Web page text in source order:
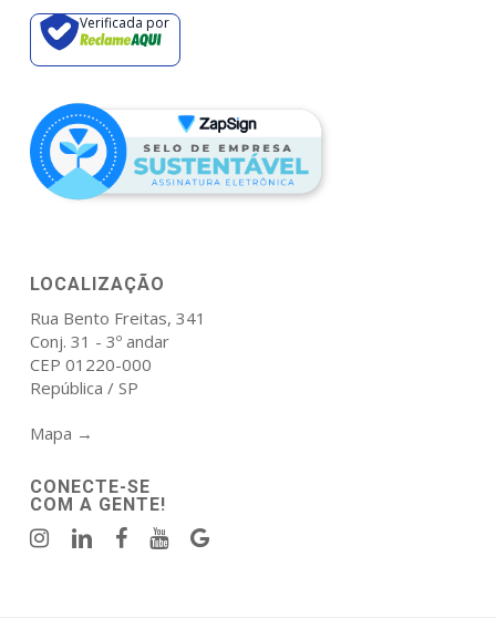
Verificada por
LOCALIZAÇÃO
Rua Bento Freitas, 341
Conj. 31 - 3º andar
CEP 01220-000
República / SP
Mapa →
CONECTE-SE
COM A GENTE!